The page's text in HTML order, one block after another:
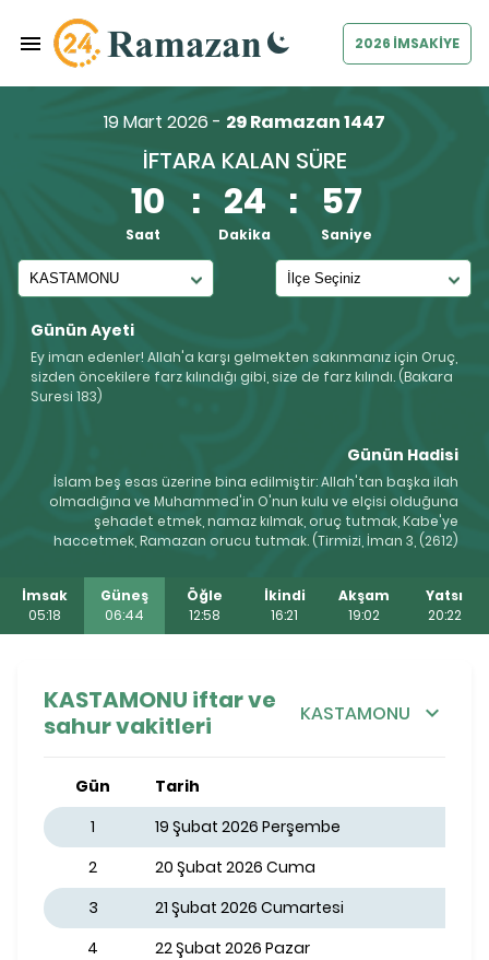
2026 İMSAKİYE
Günün Ayeti
Ey iman edenler! Allah'a karşı gelmekten sakınmanız için Oruç,
sizden öncekilere farz kılındığı gibi, size de farz kılındı. (Bakara
Suresi 183)
19 Mart 2026 - 29 Ramazan 1447
İFTARA KALAN SÜRE
10 : 24 : 56
Saat Dakika Saniye
Günün Hadisi
İslam beş esas üzerine bina edilmiştir: Allah'tan başka ilah
olmadığına ve Muhammed'in O'nun kulu ve elçisi olduğuna
şehadet etmek, namaz kılmak, oruç tutmak, Kabe'ye
haccetmek, Ramazan orucu tutmak. (Tirmizi, İman 3, (2612)
İmsak
05:18
Güneş
06:44
Öğle
12:58
İkindi
16:21
Akşam
19:02
Yatsı
20:22
KASTAMONU iftar ve
sahur vakitleri
KASTAMONU
Gün Tarih
1
19 Şubat 2026 Perşembe
2
20 Şubat 2026 Cuma
3
21 Şubat 2026 Cumartesi
4
22 Şubat 2026 Pazar